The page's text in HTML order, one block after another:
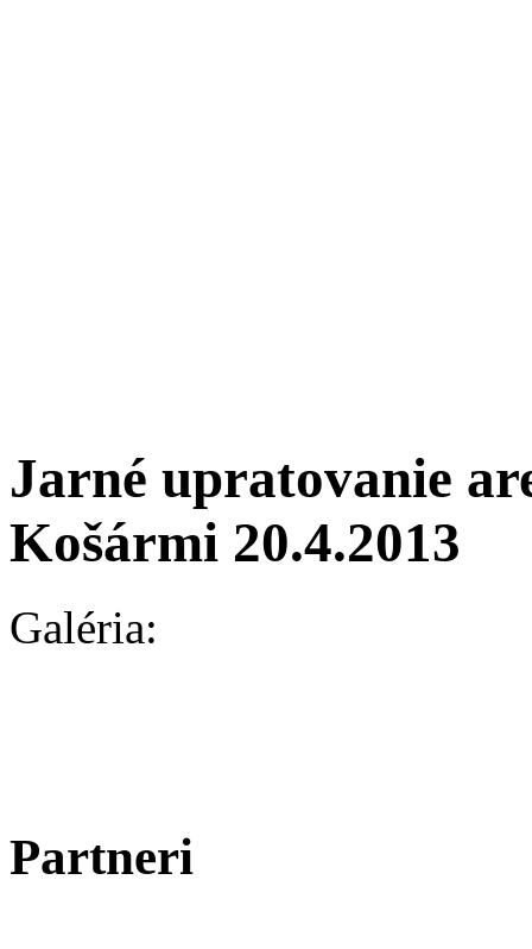
Jarné upratovanie
Košármi 20.4.2013
Galéria:
Partneri